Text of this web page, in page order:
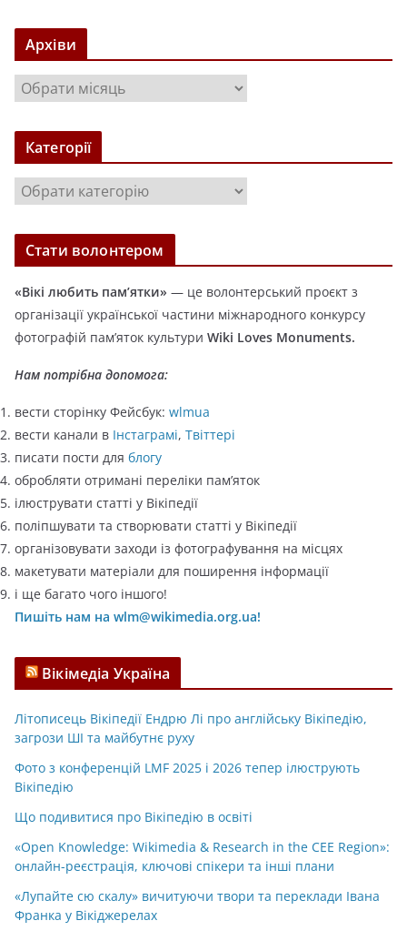
Архіви
х
в
Категорії
т
р
і
ї
Стати волонтером
«Вікі любить пам’ятки» — це волонтерський проєкт з
організації української частини міжнародного конкурсу
фотографій пам’яток культури Wiki Loves Monuments.
Нам потрібна допомога:
вести сторінку Фейсбук: wlmua
вести канали в Інстаграмі, Твіттері
писати пости для блогу
обробляти отримані переліки пам’яток
ілюструвати статті у Вікіпедії
поліпшувати та створювати статті у Вікіпедії
організовувати заходи із фотографування на місцях
макетувати матеріали для поширення інформації
і ще багато чого іншого!
Пишіть нам на wlm@wikimedia.org.ua!
Вікімедіа Україна
Літописець Вікіпедії Ендрю Лі про англійську Вікіпедію,
загрози ШІ та майбутнє руху
Фото з конференцій LMF 2025 і 2026 тепер ілюструють
Вікіпедію
Що подивитися про Вікіпедію в освіті
«Open Knowledge: Wikimedia & Research in the CEE Region»:
онлайн-реєстрація, ключові спікери та інші плани
«Лупайте сю скалу» вичитуючи твори та переклади Івана
Франка у Вікіджерелах